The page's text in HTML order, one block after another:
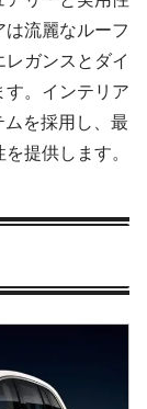
流麗なルーフ
ガンスとダイ
す。インテリア
を採用し、最
提供します。